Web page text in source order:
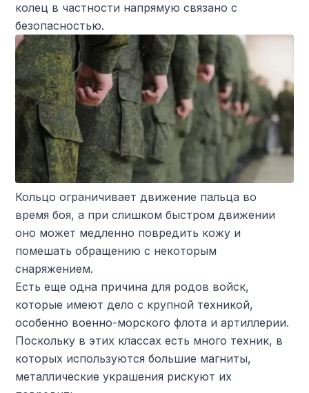
колец в частности напрямую связано с
безопасностью.
Кольцо ограничивает движение пальца во
время боя, а при слишком быстром движении
оно может медленно повредить кожу и
помешать обращению с некоторым
снаряжением.
Есть еще одна причина для родов войск,
которые имеют дело с крупной техникой,
особенно военно-морского флота и артиллерии.
Поскольку в этих классах есть много техник, в
которых используются большие магниты,
металлические украшения рискуют их